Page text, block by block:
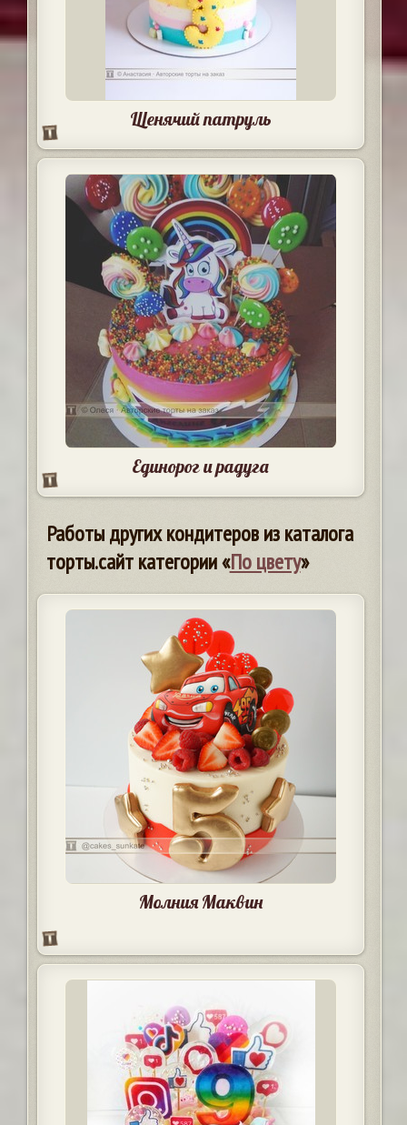
Щенячий патруль
Единорог и радуга
Работы других кондитеров из каталога
торты.сайт категории «По цвету»
Молния Маквин